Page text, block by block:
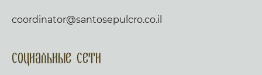
coordinator@santosepulcro.co.il
Социальные сети